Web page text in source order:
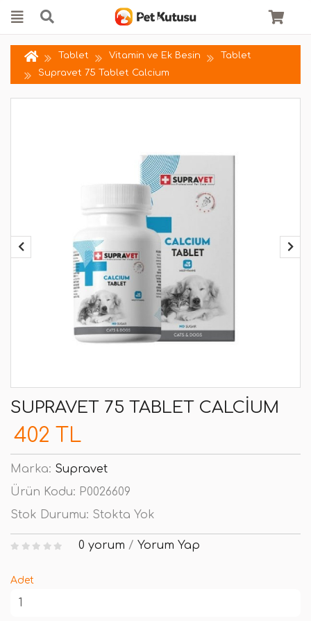
Tablet Vitamin ve Ek Besin
Tablet
Supravet 75 Tablet Calcium
SUPRAVET 75 TABLET CALCIUM
402 TL
Marka: Supravet
Ürün Kodu: P0026609
Stok Durumu: Stokta Yok
0 yorum / Yorum Yap
Adet